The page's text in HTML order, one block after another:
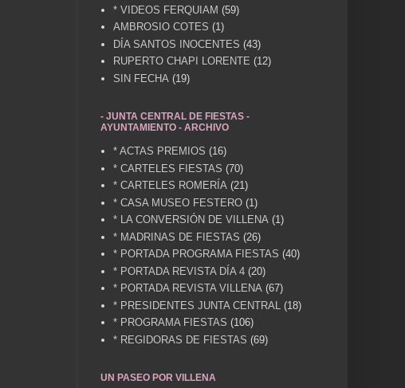
* VIDEOS FERQUIAM (59)
AMBROSIO COTES (1)
DÍA SANTOS INOCENTES (43)
RUPERTO CHAPI LORENTE (12)
SIN FECHA (19)
- JUNTA CENTRAL DE FIESTAS -
AYUNTAMIENTO - ARCHIVO
* ACTAS PREMIOS (16)
* CARTELES FIESTAS (70)
* CARTELES ROMERÍA (21)
* CASA MUSEO FESTERO (1)
* LA CONVERSIÓN DE VILLENA (1)
* MADRINAS DE FIESTAS (26)
* PORTADA PROGRAMA FIESTAS (40)
* PORTADA REVISTA DÍA 4 (20)
* PORTADA REVISTA VILLENA (67)
* PRESIDENTES JUNTA CENTRAL
(18)
* PROGRAMA FIESTAS (106)
* REGIDORAS DE FIESTAS (69)
UN PASEO POR VILLENA